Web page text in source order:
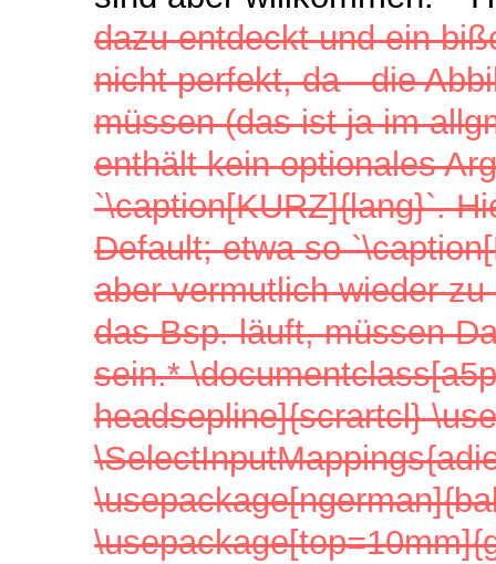
dazu entdeckt und ein
nicht perfekt, da - die
müssen (das ist ja im
enthält kein optionales
`\caption[KURZ]{lang}`.
Default; etwa so
aber vermutlich wieder
das Bsp. läuft, müssen
sein.*
headsepline]{scrartcl}